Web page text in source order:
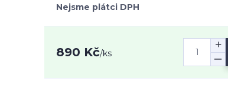
Nejsme plátci DPH
890 Kč/ks